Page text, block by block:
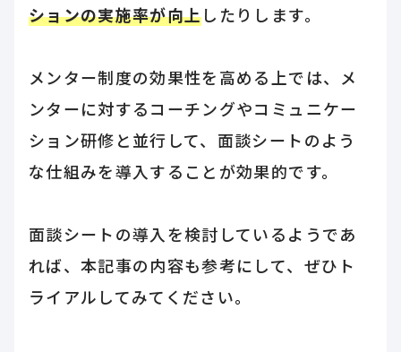
ションの実施率が向上したりします。
メンター制度の効果性を高める上では、メ
ンターに対するコーチングやコミュニケー
ション研修と並行して、面談シートのよう
な仕組みを導入することが効果的です。
面談シートの導入を検討しているようであ
れば、本記事の内容も参考にして、ぜひト
ライアルしてみてください。